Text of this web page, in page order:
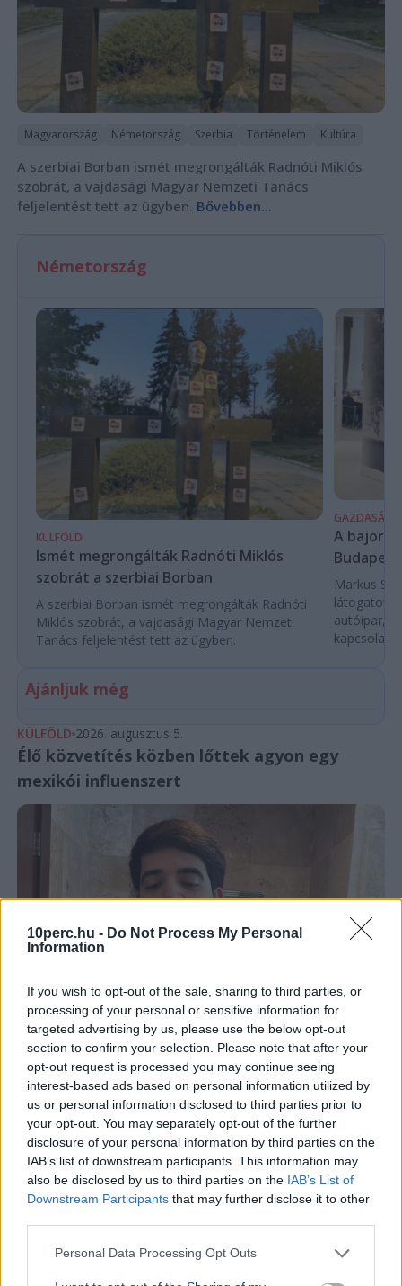
10perc.hu - Do Not Process My Personal
Information
If you wish to opt-out of the sale, sharing to third parties, or
processing of your personal or sensitive information for
targeted advertising by us, please use the below opt-out
section to confirm your selection. Please note that after your
opt-out request is processed you may continue seeing
interest-based ads based on personal information utilized by
us or personal information disclosed to third parties prior to
your opt-out. You may separately opt-out of the further
disclosure of your personal information by third parties on the
IAB’s list of downstream participants. This information may
also be disclosed by us to third parties on the IAB’s List of
Downstream Participants that may further disclose it to other
Personal Data Processing Opt Outs
Magyarország Németország Szerbia Történelem Kultúra
A szerbiai Borban ismét megrongálták Radnóti Miklós
szobrát, a vajdasági Magyar Nemzeti Tanács
feljelentést tett az ügyben. Bővebben...
Németország
KÜLFÖLD
Ismét megrongálták Radnóti Miklós
szobrát a szerbiai Borban
A szerbiai Borban ismét megrongálták Radnóti
Miklós szobrát, a vajdasági Magyar Nemzeti
Tanács feljelentést tett az ügyben.
GAZDASÁG
A bajor
Markus
látogatott
autóipar,
Ajánljuk még
KÜLFÖLD 2026. augusztus 5.
Élő közvetítés közben lőttek agyon egy
mexikói influenszert
Rendőrség Gyilkosság TikTok Mexikó Gyorsétterem
César Gastélum mexikói influenszert TikTok-élőzés
közben lőtte agyon két motoros támadó Culiacánban, a
gyilkosság hátterében kartellrivalizálás állhat.
Bővebben...
KÜLFÖLD 2026. augusztus 5.
Letartóztattak egy fegyveres férfit Trump
látogatása előtt Kaliforniában